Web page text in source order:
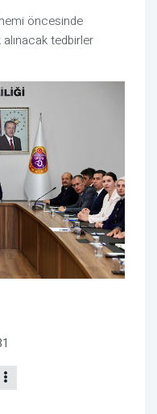
öncesinde
tedbirler